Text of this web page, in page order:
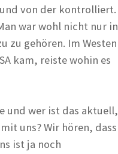
von der kontrolliert.
war wohl nicht nur in
zu gehören. Im Westen
kam, reiste wohin es
und wer ist das aktuell,
uns? Wir hören, dass
ist ja noch